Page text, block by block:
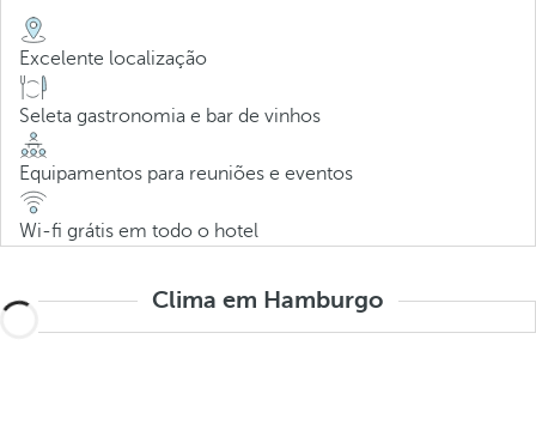
Excelente localização
Seleta gastronomia e bar de vinhos
Equipamentos para reuniões e eventos
Wi-fi grátis em todo o hotel
Clima em Hamburgo